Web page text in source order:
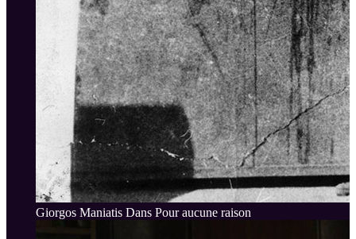
Giorgos Maniatis Dans Pour aucune raison